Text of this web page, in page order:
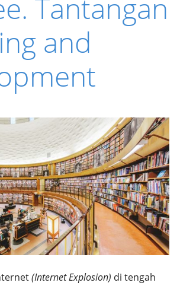
Tantangan
and
(Internet Explosion) di tengah